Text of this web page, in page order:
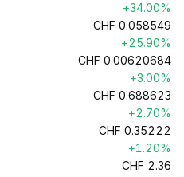
+34.00%
CHF 0.058549
+25.90%
CHF 0.00620684
+3.00%
CHF 0.688623
+2.70%
CHF 0.35222
+1.20%
CHF 2.36